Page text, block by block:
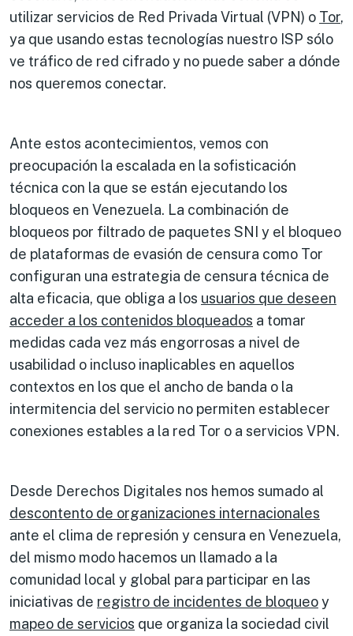
utilizar servicios de Red Privada Virtual (VPN) o Tor,
ya que usando estas tecnologías nuestro ISP sólo
ve tráfico de red cifrado y no puede saber a dónde
nos queremos conectar.
Ante estos acontecimientos, vemos con
preocupación la escalada en la sofisticación
técnica con la que se están ejecutando los
bloqueos en Venezuela. La combinación de
bloqueos por filtrado de paquetes SNI y el bloqueo
de plataformas de evasión de censura como Tor
configuran una estrategia de censura técnica de
alta eficacia, que obliga a los usuarios que deseen
acceder a los contenidos bloqueados a tomar
medidas cada vez más engorrosas a nivel de
usabilidad o incluso inaplicables en aquellos
contextos en los que el ancho de banda o la
intermitencia del servicio no permiten establecer
conexiones estables a la red Tor o a servicios VPN.
Desde Derechos Digitales nos hemos sumado al
descontento de organizaciones internacionales
ante el clima de represión y censura en Venezuela,
del mismo modo hacemos un llamado a la
comunidad local y global para participar en las
iniciativas de registro de incidentes de bloqueoy
mapeo de servicios que organiza la sociedad civil